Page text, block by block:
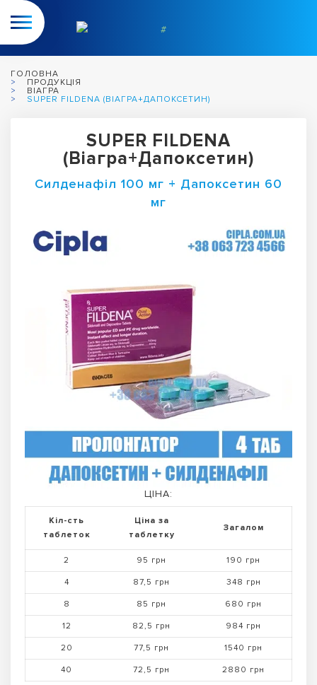
ГОЛОВНА
ПРОДУКЦІЯ
ВІАГРА
SUPER FILDENA (ВІАГРА+ДАПОКСЕТИН)
SUPER FILDENA
(Віагра+Дапоксетин)
Силденафіл 100 мг + Дапоксетин 60
мг
ЦІНА:
Кіл-сть
таблеток
Ціна за
таблетку
Загалом
2 95 грн 190 грн
4 87,5 грн 348 грн
8 85 грн 680 грн
12 82,5 грн 984 грн
20 77,5 грн 1540 грн
40 72,5 грн 2880 грн